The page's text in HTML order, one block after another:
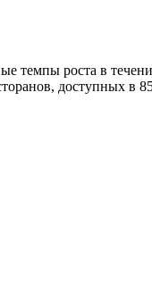
темпы роста в
доступных